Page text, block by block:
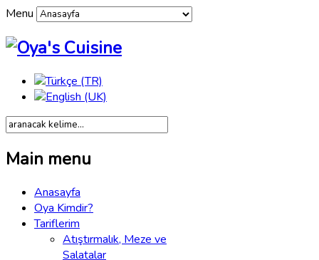
Menu
Main menu
Anasayfa
Oya Kimdir?
Tariflerim
Atıştırmalık, Meze ve
Salatalar